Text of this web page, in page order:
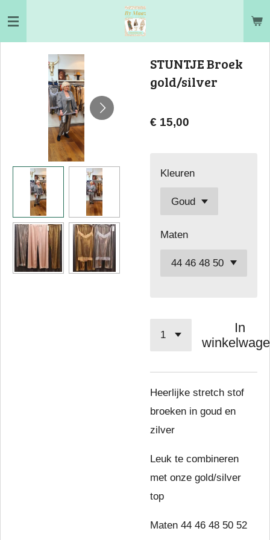
Ga
hoofdinhoud
STUNTJE Broek
gold/silver
€ 15,00
Kleuren
Maten
In
Heerlijke stretch stof
broeken in goud en
zilver
Leuk te combineren
met onze gold/silver
top
Maten 44 46 48 50 52